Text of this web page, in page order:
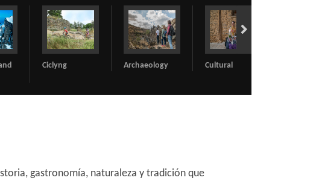
Ciclyng Archaeology
gastronomía, naturaleza y tradición que